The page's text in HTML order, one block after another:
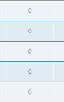
0
0
0
0
0